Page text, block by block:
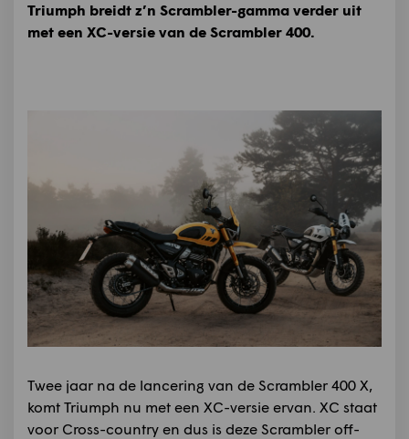
Triumph breidt z’n Scrambler-gamma verder uit
met een XC-versie van de Scrambler 400.
Twee jaar na de lancering van de Scrambler 400 X,
komt Triumph nu met een XC-versie ervan. XC staat
voor Cross-country en dus is deze Scrambler off-